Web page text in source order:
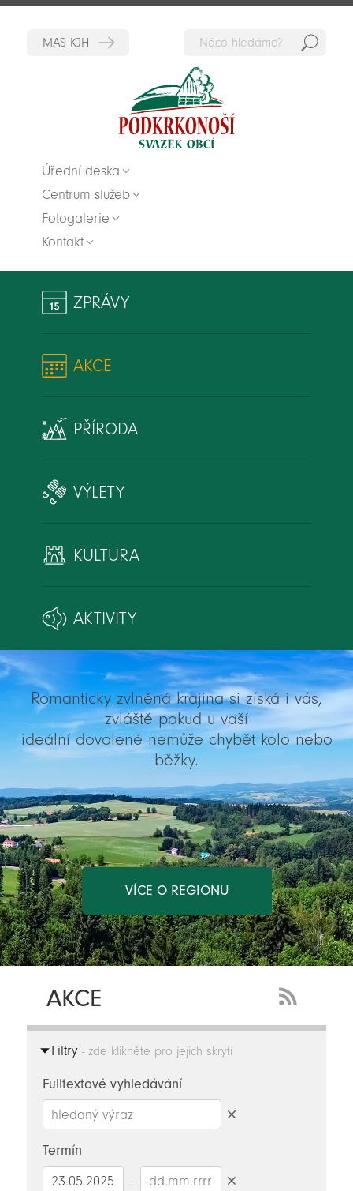
Úřední deska
Centrum služeb
Fotogalerie
Kontakt
ZPRÁVY
AKCE
PŘÍRODA
VÝLETY
KULTURA
AKTIVITY
Romanticky zvlněná krajina si získá i vás,
zvláště pokud u vaší
ideální dovolené nemůže chybět kolo nebo
běžky.
VÍCE O REGIONU
AKCE
Feed
Filtry- zde klikněte pro jejich skrytí
Fulltextové vyhledávání
Termín
–